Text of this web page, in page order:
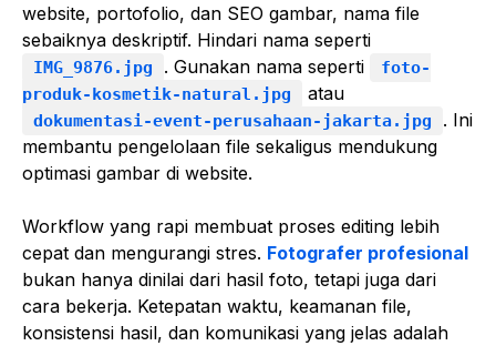
website, portofolio, dan SEO gambar, nama file
sebaiknya deskriptif. Hindari nama seperti
IMG_9876.jpg . Gunakan nama seperti
foto-
produk-kosmetik-natural.jpg
atau
dokumentasi-event-perusahaan-jakarta.jpg
. Ini
membantu pengelolaan file sekaligus mendukung
optimasi gambar di website.
Workflow yang rapi membuat proses editing lebih
cepat dan mengurangi stres. Fotografer profesional
bukan hanya dinilai dari hasil foto, tetapi juga dari
cara bekerja. Ketepatan waktu, keamanan file,
konsistensi hasil, dan komunikasi yang jelas adalah